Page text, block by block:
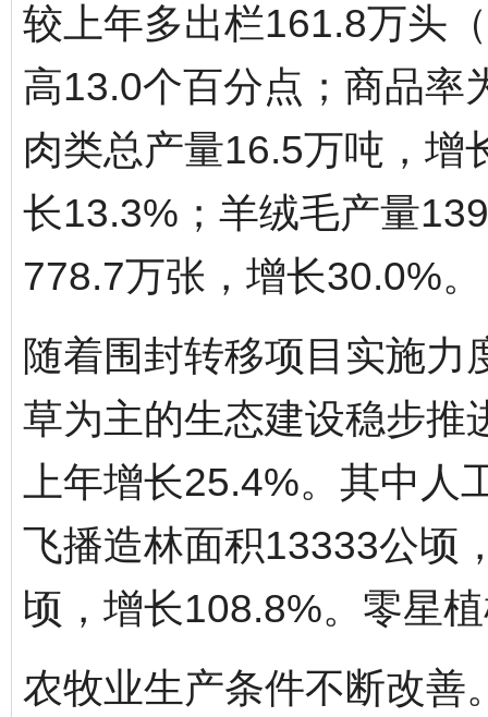
较上年多出栏161.8万头
高13.0个百分点；商品率
肉类总产量16.5万吨，增
长13.3%；羊绒毛产量
778.7万张，增长30.0%。
随着围封转移项目实施力
草为主的生态建设稳步推
上年增长25.4%。其中
飞播造林面积13333公顷
顷，增长108.8%。零星
农牧业生产条件不断改善